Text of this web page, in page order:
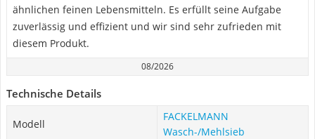
ähnlichen feinen Lebensmitteln. Es erfüllt seine Aufgabe
zuverlässig und effizient und wir sind sehr zufrieden mit
diesem Produkt.
08/2026
Technische Details
Modell
FACKELMANN
Wasch-/Mehlsieb